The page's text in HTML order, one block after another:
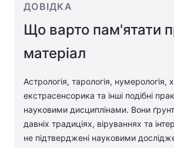
Техно і зв'язок
Зброя
Здоров'я
Цікавинки Погода
Екологія Регіони
Лонгріди
ДОВІДКА
Що варто пам'ятати
матеріал
Астрологія, тарологія, нумерологія,
екстрасенсорика та інші подібні
науковими дисциплінами. Вони
давніх традиціях, віруваннях та
не підтверджені науковими